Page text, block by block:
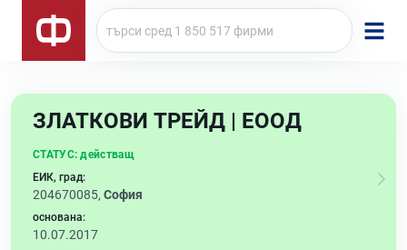
ЗЛАТКОВИ ТРЕЙД | ЕООД
СТАТУС: действащ
ЕИК, град:
204670085, София
основана:
10.07.2017